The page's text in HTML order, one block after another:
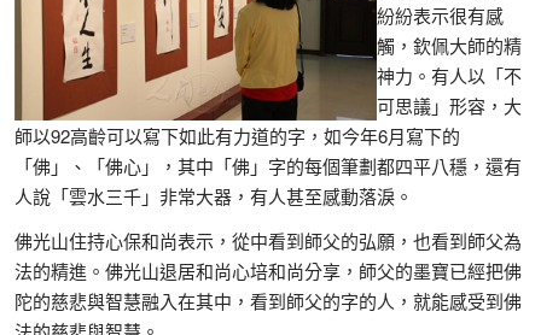
紛紛表示很有感
觸，欽佩大師的精
神力。有人以「不
可思議」形容，大
師以92高齡可以寫下如此有力道的字，如今年6月寫下的
「佛」、「佛心」，其中「佛」字的每個筆劃都四平八穩，還有
人說「雲水三千」非常大器，有人甚至感動落淚。
佛光山住持心保和尚表示，從中看到師父的弘願，也看到師父為
法的精進。佛光山退居和尚心培和尚分享，師父的墨寶已經把佛
陀的慈悲與智慧融入在其中，看到師父的字的人，就能感受到佛